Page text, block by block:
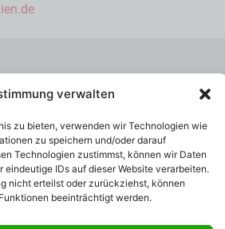
verwalten
zu bieten, verwenden wir Technologien wie
zu speichern und/oder darauf
Technologien zustimmst, können wir Daten
eindeutige IDs auf dieser Website verarbeiten.
nicht erteilst oder zurückziehst, können
beeinträchtigt werden.